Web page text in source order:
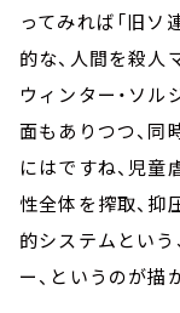
ってみれば「旧ソ
的な、人間を殺人
ウィンター・ソル
面もありつつ、同
にはですね、児童
性全体を搾取、抑
的システムとい
ー、というのが描